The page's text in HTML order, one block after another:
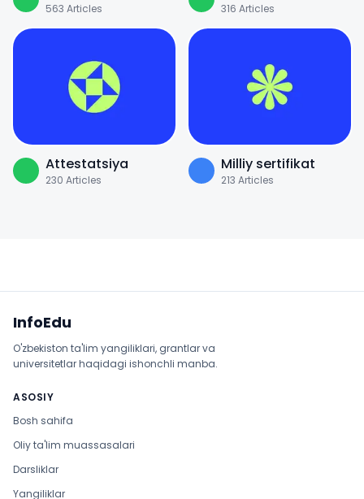
563 Articles 316 Articles
Attestatsiya
230 Articles
Milliy sertifikat
213 Articles
InfoEdu
O'zbekiston ta'lim yangiliklari, grantlar va
universitetlar haqidagi ishonchli manba.
ASOSIY
Bosh sahifa
Oliy ta'lim muassasalari
Darsliklar
Yangiliklar